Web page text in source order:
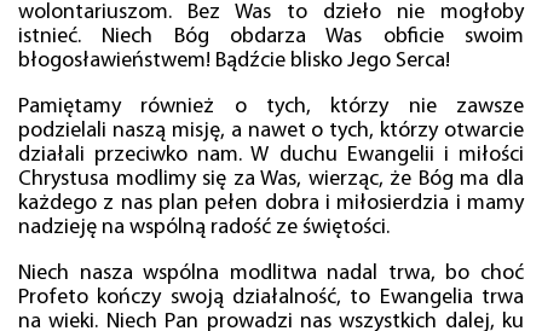
wolontariuszom. Bez Was to dzieło nie mogłoby
istnieć. Niech Bóg obdarza Was obficie swoim
błogosławieństwem! Bądźcie blisko Jego Serca!
Pamiętamy również o tych, którzy nie zawsze
podzielali naszą misję, a nawet o tych, którzy otwarcie
działali przeciwko nam. W duchu Ewangelii i miłości
Chrystusa modlimy się za Was, wierząc, że Bóg ma dla
każdego z nas plan pełen dobra i miłosierdzia i mamy
nadzieję na wspólną radość ze świętości.
Niech nasza wspólna modlitwa nadal trwa, bo choć
Profeto kończy swoją działalność, to Ewangelia trwa
na wieki. Niech Pan prowadzi nas wszystkich dalej, ku